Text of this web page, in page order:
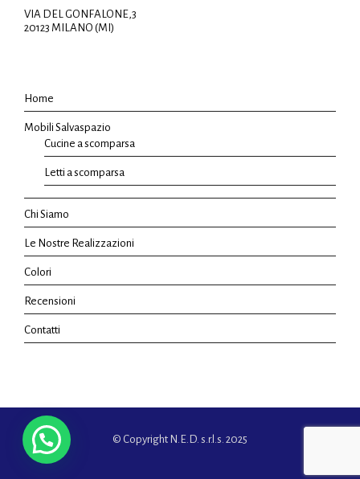
VIA DEL GONFALONE,3
20123 MILANO (MI)
Home
Mobili Salvaspazio
Cucine a scomparsa
Letti a scomparsa
Chi Siamo
Le Nostre Realizzazioni
Colori
Recensioni
Contatti
© Copyright N.E.D. s.r.l.s. 2025